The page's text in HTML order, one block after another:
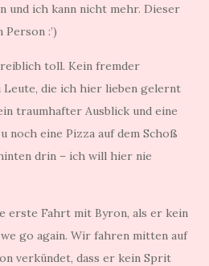
und ich kann nicht mehr. Dieser
:’)
toll. Kein fremder
die ich hier lieben gelernt
traumhafter Ausblick und eine
noch eine Pizza auf dem Schoß
drin – ich will hier nie
erste Fahrt mit Byron, als er kein
go again. Wir fahren mitten auf
verkündet, dass er kein Sprit